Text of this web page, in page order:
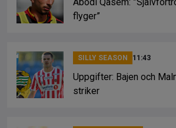
flyger”
SILLY SEASON 11:43
Uppgifter: Bajen och
striker